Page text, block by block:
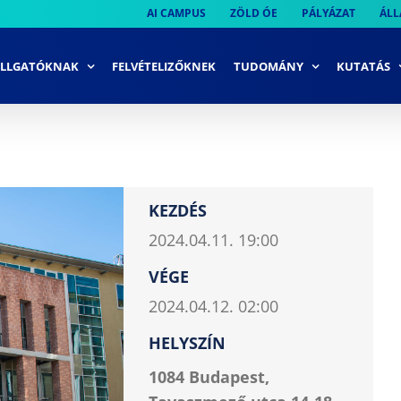
AI CAMPUS ZÖLD ÓE PÁLYÁZAT
FELVÉTELIZŐKNEK TUDOMÁNY KUTATÁS
KEZDÉS
2024.04.11. 19:00
VÉGE
2024.04.12. 02:00
HELYSZÍN
1084 Budapest,